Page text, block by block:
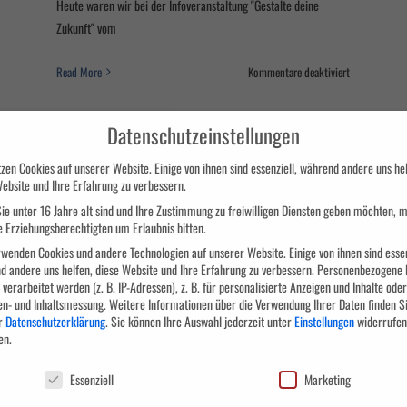
Heute waren wir bei der Infoveranstaltung "Gestalte deine
Zukunft" vom
Read More Kommentare deaktiviertfür
Jobcenter
Förderprogramm „Lernen
mit Rückenwind“
Datenschutzeinstellungen
Cookies auf unserer Website. Einige von ihnen sind essenziell, während andere uns
und Ihre Erfahrung zu verbessern.
unter 16 Jahre alt sind und Ihre Zustimmung zu freiwilligen Diensten geben möchten,
Erziehungsberechtigten um Erlaubnis bitten.
Cookies und andere Technologien auf unserer Website. Einige von ihnen sind
andere uns helfen, diese Website und Ihre Erfahrung zu verbessern. Personenbezogene
werden (z. B. IP-Adressen), z. B. für personalisierte Anzeigen und Inhalte oder
und Inhaltsmessung.Weitere Informationen über die Verwendung Ihrer Daten finden
Datenschutzerklärung.Sie können Ihre Auswahl jederzeit unterEinstellungen
Essenziell Marketing